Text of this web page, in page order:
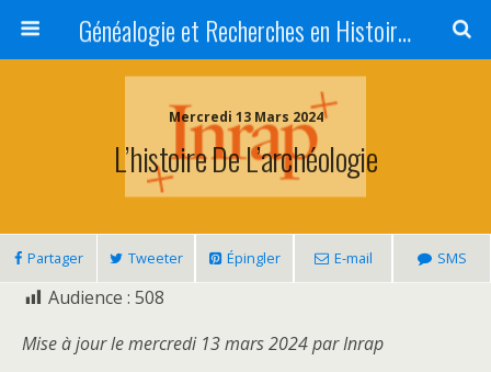
Généalogie et Recherches en Histoire, Art, Littérature et Patrimoine
Mercredi 13 Mars 2024
L’histoire De L’archéologie
Partager Tweeter Épingler E-mail SMS
Audience : 508
Mise à jour le mercredi 13 mars 2024 par Inrap